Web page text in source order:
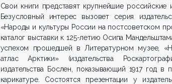
Свои книги представят крупнейшие российские
Безусловный интерес вызовет серия
«Народы и культуры России на постсоветском
каталог выставки к 125-летию Осипа
успехом прошедшей в Литературном музее,
атлас Арктики» (издательства
издательства Бослен, показывающий 1917 год в
карикатуре. Состоятся презентации у